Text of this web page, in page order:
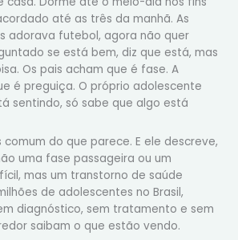
até as três da manhã. As
adorava futebol, agora não quer
se está bem, diz que está, mas
Os pais acham que é fase. A
é preguiça. O próprio adolescente
sentindo, só sabe que algo está
do que parece. E ele descreve,
uma fase passageira ou um
mas um transtorno de saúde
de adolescentes no Brasil,
diagnóstico, sem tratamento e sem
saibam o que estão vendo.